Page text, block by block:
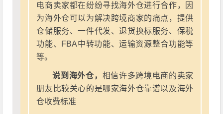
电商卖家都在纷纷寻找海外仓进行合作，因
为海外仓可以为解决跨境商家的痛点，提供
仓储服务、一件代发、退货换标服务、保税
功能、FBA中转功能、运输资源整合功能等
等。
说到海外仓， 相信许多跨境电商的卖家
朋友比较关心的是哪家海外仓靠谱以及海外
仓收费标准